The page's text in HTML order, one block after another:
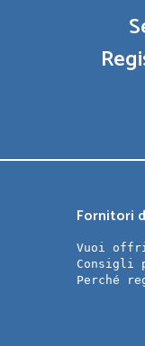
Fornitori
Vuoi
Perché